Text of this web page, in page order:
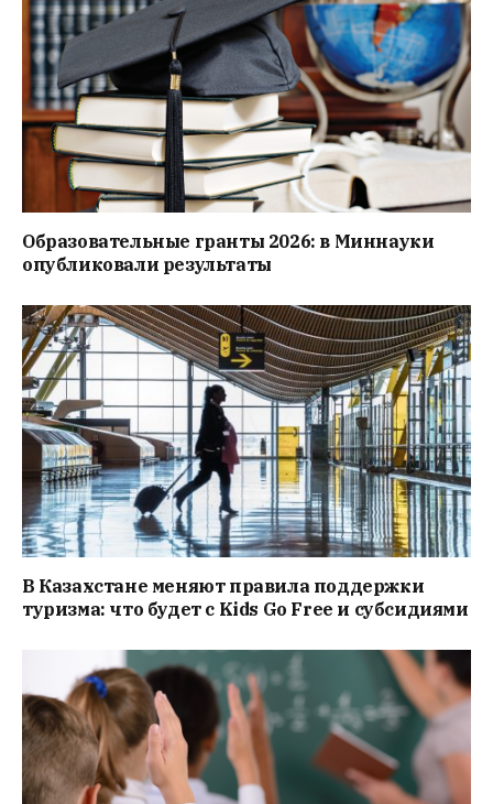
Образовательные гранты 2026: в Миннауки
опубликовали результаты
В Казахстане меняют правила поддержки
туризма: что будет с Kids Go Free и субсидиями